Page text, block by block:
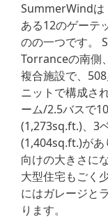
SummerWindは
ある12のゲーテ
のの一つです。
Torranceの南側
複合施設で、
ニットで構成さ
ーム/2.5バスで
(1,273sq.ft.)、3
(1,404sq.ft.)があ
向けの大きさに
大型住宅もごく
にはガレージと
ります。